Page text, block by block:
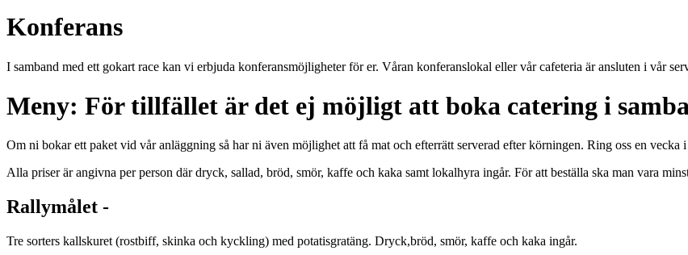
Konferans
I samband med ett gokart race kan vi erbjuda konferansmöjligheter för er. Våran konferanslokal eller vår cafeteria är ansluten i vår
Meny: För tillfället är det ej möjligt att boka catering i
Om ni bokar ett paket vid vår anläggning så har ni även möjlighet att få mat och efterrätt serverad efter körningen. Ring oss en
Alla priser är angivna per person där dryck, sallad, bröd, smör, kaffe och kaka samt lokalhyra ingår. För att beställa ska man vara
Rallymålet -
Tre sorters kallskuret (rostbiff, skinka och kyckling) med potatisgratäng. Dryck,bröd, smör, kaffe och kaka ingår.